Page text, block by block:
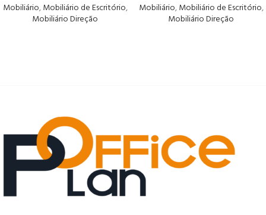
Mobiliário,Mobiliário de Escritório,
Mobiliário Direção
Mobiliário,Mobiliário de Escritório,
Mobiliário Direção